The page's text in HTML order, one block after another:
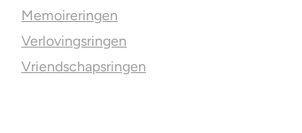
Memoireringen
Verlovingsringen
Vriendschapsringen